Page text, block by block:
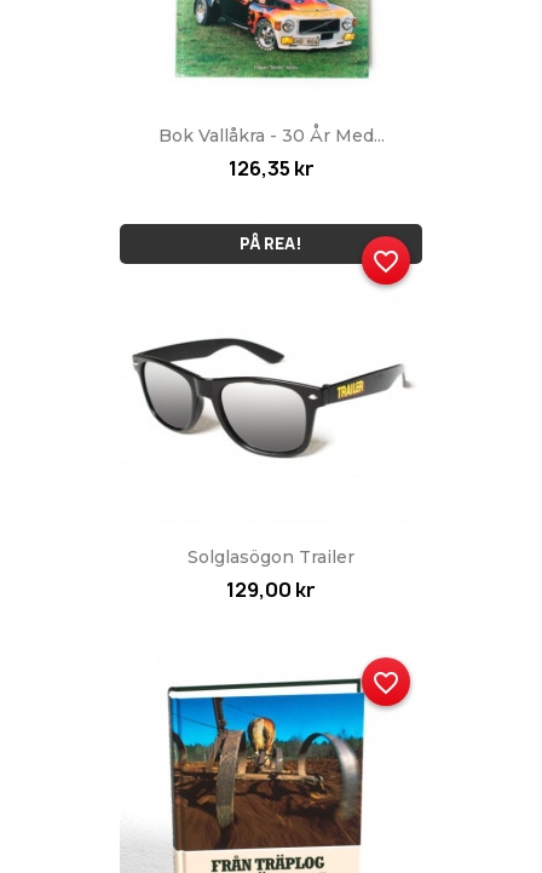
Bok Vallåkra - 30 År Med...
126,35 kr
Solglasögon Trailer
129,00 kr
PÅ REA!
favorite_border
favorite_border